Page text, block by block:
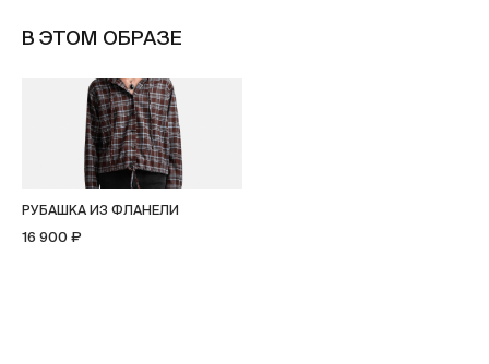
В ЭТОМ ОБРАЗЕ
РУБАШКА ИЗ ФЛАНЕЛИ
16 900 ₽